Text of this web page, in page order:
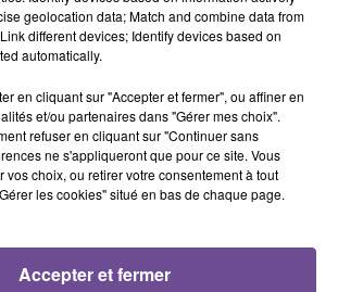
16h55
16h55
ULTRA NATE, HUGEL,
IMAEL ANGEL
Movin' To The Sun
16h49
16h49
BEBE REXHA
New Religion
16h37
16h37
geolocation data; Match and combine data from
different devices; Identify devices based on
automatically.
en cliquant sur "Accepter et fermer", ou affiner en
et/ou partenaires dans "Gérer mes choix".
refuser en cliquant sur "Continuer sans
ne s'appliqueront que pour ce site. Vous
vos choix, ou retirer votre consentement à tout
les cookies" situé en bas de chaque page.
Accepter et fermer